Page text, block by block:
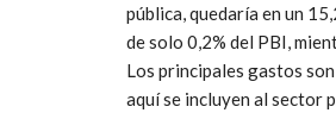
pública, quedaría en un
de solo 0,2% del PBI,
Los principales gastos
aquí se incluyen al sector